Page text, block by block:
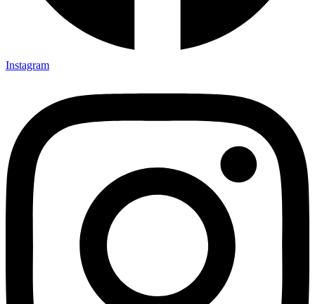
Instagram